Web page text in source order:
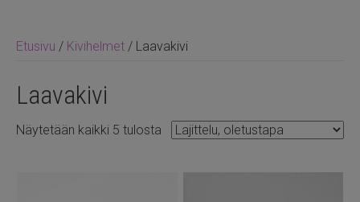
Etusivu / Kivihelmet / Laavakivi
Laavakivi
Näytetään kaikki 5 tulosta